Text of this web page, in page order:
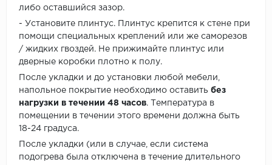
либо оставшийся зазор.
- Установите плинтус. Плинтус крепится к стене при
помощи специальных креплений или же саморезов
/ жидких гвоздей. Не прижимайте плинтус или
дверные коробки плотно к полу.
После укладки и до установки любой мебели,
напольное покрытие необходимо оставить без
нагрузки в течении 48 часов. Температура в
помещении в течении этого времени должна быть
18-24 градуса.
После укладки (или в случае, если система
подогрева была отключена в течение длительного